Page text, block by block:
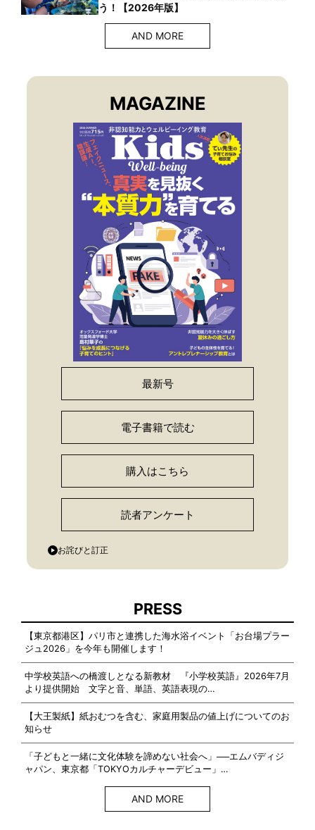
う！【2026年版】
AND MORE
MAGAZINE
最新号
電子書籍で読む
購入はこちら
読者アンケート
お詫びと訂正
PRESS
【東京都港区】パリ市と連携した海水浴イベント「お台場プラー
ジュ2026」を今年も開催します！
中学校英語への橋渡しとなる新教材 『小学校英語』2026年7月
より提供開始 文字と音、単語、英語表現の…
【大王製紙】紙おむつを含む、家庭用製品の値上げについてのお
知らせ
「子どもと一緒に文化体験を諦めない社会へ」──エムバディジ
ャパン、東京都「TOKYOカルチャーデビュー」…
AND MORE